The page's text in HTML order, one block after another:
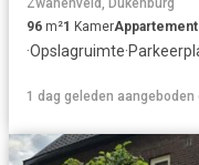
Zwanenveld, Dukenburg
96 m²1 KamerAppartement
·Opslagruimte·
1 dag geleden aangeboden